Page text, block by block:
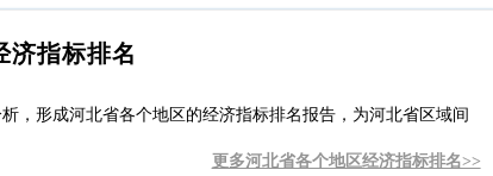
济指标排名
，形成河北省各个地区的经济指标排名报告，为河北省区域间
更多河北省各个地区经济指标排名>>